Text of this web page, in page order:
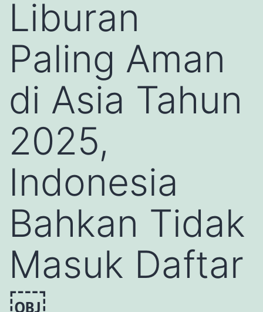
Liburan
Paling Aman
di Asia Tahun
2025,
Indonesia
Bahkan Tidak
Masuk Daftar